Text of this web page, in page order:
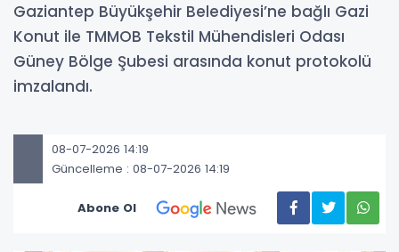
Gaziantep Büyükşehir Belediyesi’ne bağlı Gazi
Konut ile TMMOB Tekstil Mühendisleri Odası
Güney Bölge Şubesi arasında konut protokolü
imzalandı.
08-07-2026 14:19
Güncelleme : 08-07-2026 14:19
Abone Ol